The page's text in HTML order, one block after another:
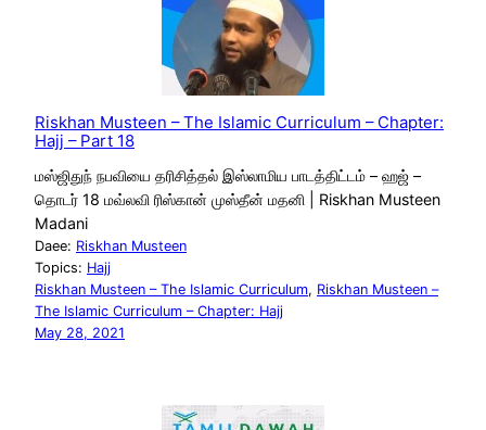
Riskhan Musteen – The Islamic Curriculum – Chapter:
Hajj – Part 18
மஸ்ஜிதுந் நபவியை தரிசித்தல் இஸ்லாமிய பாடத்திட்டம் – ஹஜ் –
தொடர் 18 மவ்லவி ரிஸ்கான் முஸ்தீன் மதனி | Riskhan Musteen
Madani
Daee: Riskhan Musteen
Topics: Hajj
Riskhan Musteen – The Islamic Curriculum, Riskhan Musteen –
The Islamic Curriculum – Chapter: Hajj
May 28, 2021